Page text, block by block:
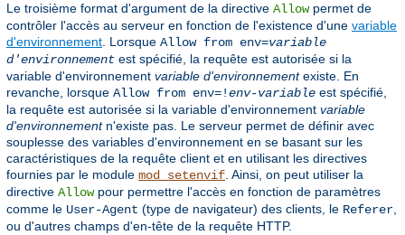
Le troisième format d'argument de la directive Allowpermet de
contrôler l'accès au serveur en fonction de l'existence d'une variable
d'environnement. Lorsque Allow from env=variable
d'environnement est spécifié, la requête est autorisée si la
variable d'environnement variable d'environnementexiste. En
revanche, lorsque Allow from env=!env-variable est spécifié,
la requête est autorisée si la variable d'environnement variable
d'environnementn'existe pas. Le serveur permet de définir avec
souplesse des variables d'environnement en se basant sur les
caractéristiques de la requête client et en utilisant les directives
fournies par le module mod_setenvif. Ainsi, on peut utiliser la
directive Allowpour permettre l'accès en fonction de paramètres
comme le User-Agent (type de navigateur) des clients, le Referer,
ou d'autres champs d'en-tête de la requête HTTP.